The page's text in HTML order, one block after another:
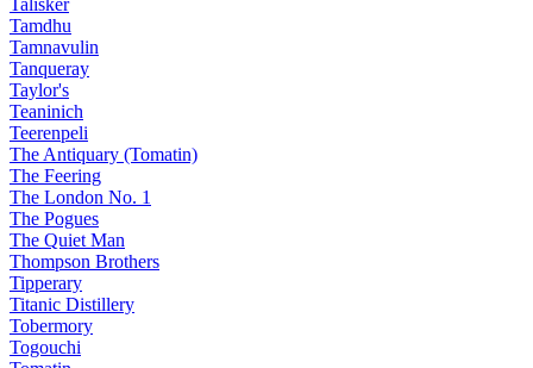
Talisker
Tamdhu
Tamnavulin
Tanqueray
Taylor's
Teaninich
Teerenpeli
The Antiquary (Tomatin)
The Feering
The London No. 1
The Pogues
The Quiet Man
Thompson Brothers
Tipperary
Titanic Distillery
Tobermory
Togouchi